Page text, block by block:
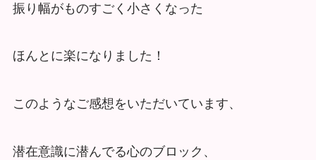
振り幅がものすごく小さくなった
ほんとに楽になりました！
このようなご感想をいただいています、
潜在意識に潜んでる心のブロック、